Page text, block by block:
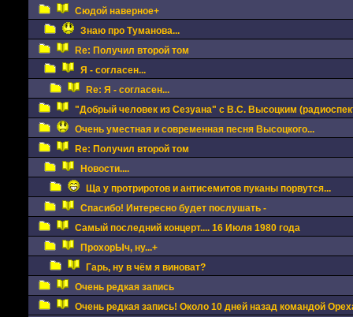
Сюдой наверное+
Знаю про Туманова...
Re: Получил второй том
Я - согласен...
Re: Я - согласен...
"Добрый человек из Сезуана" с В.С. Высоцким
Очень уместная и современная песня Высоцкого...
Re: Получил второй том
Новости....
Ща у протриротов и антисемитов пуканы порвутся...
Спасибо! Интересно будет послушать -
Самый последний концерт.... 16 Июля 1980 года
ПрохорЫч, ну...+
Гарь, ну в чём я виноват?
Очень редкая запись
Очень редкая запись! Около 10 дней назад командой